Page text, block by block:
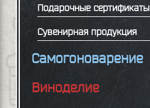
Подарочные сертификаты
Сувенирная продукция
Самогоноварение
Виноделие